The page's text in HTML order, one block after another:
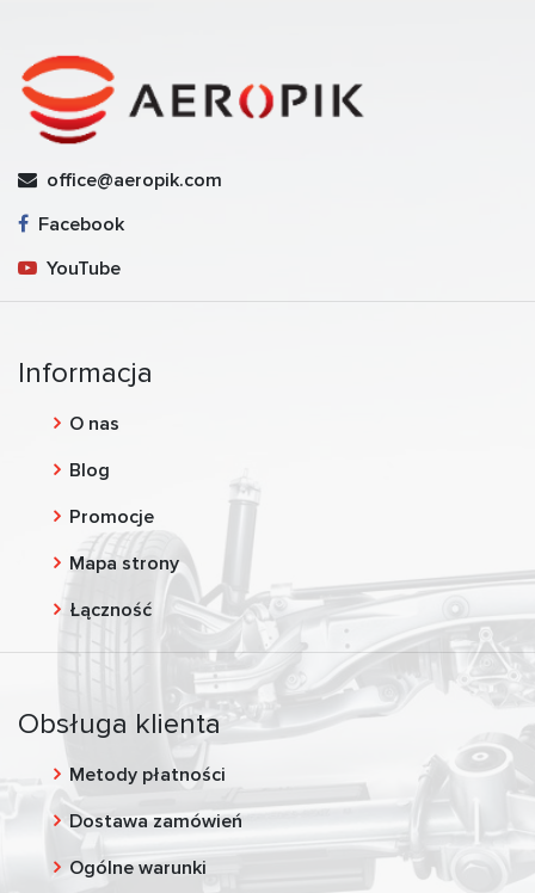
office@aeropik.com
Facebook
YouTube
Informacja
O nas
Blog
Promocje
Mapa strony
Łączność
Obsługa klienta
Metody płatności
Dostawa zamówień
Ogólne warunki